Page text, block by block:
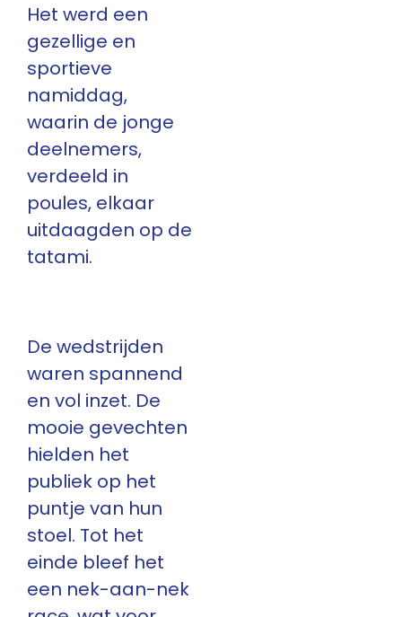
Het werd een
gezellige en
sportieve
namiddag,
waarin de jonge
deelnemers,
verdeeld in
poules, elkaar
uitdaagden op de
tatami.
De wedstrijden
waren spannend
en vol inzet. De
mooie gevechten
hielden het
publiek op het
puntje van hun
stoel. Tot het
einde bleef het
een nek-aan-nek